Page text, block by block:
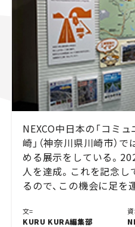
NEXCO中日本の「コミ
崎」（神奈川県川崎市）
める展示をしている。
人を達成。これを記念
るので、この機会に足を
文=
KURU KURA編集部
人気のハッシュタグ
スズキ ジムニー｜Suzuki Jimny
マツダ｜Mazda
マツダ ロ